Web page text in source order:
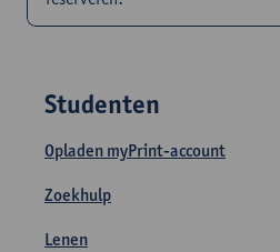
Studenten
Opladen myPrint-account
Zoekhulp
Lenen